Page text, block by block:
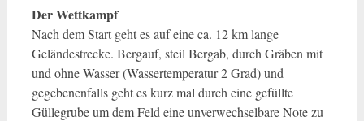
Der Wettkampf
Nach dem Start geht es auf eine ca. 12 km lange
Geländestrecke. Bergauf, steil Bergab, durch Gräben mit
und ohne Wasser (Wassertemperatur 2 Grad) und
gegebenenfalls geht es kurz mal durch eine gefüllte
Güllegrube um dem Feld eine unverwechselbare Note zu